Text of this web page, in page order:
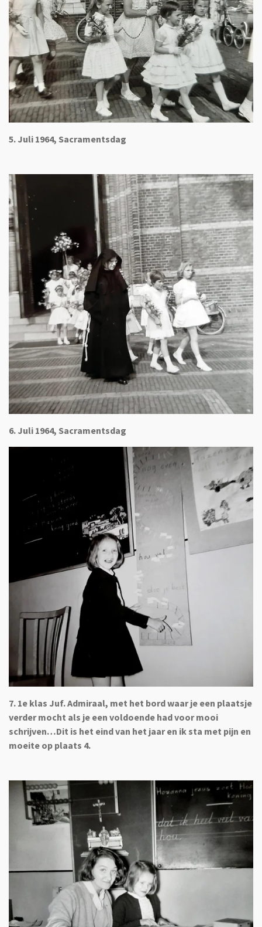
5. Juli 1964, Sacramentsdag
6. Juli 1964, Sacramentsdag
7. 1e klas Juf. Admiraal, met het bord waar je een plaatsje
verder mocht als je een voldoende had voor mooi
schrijven…Dit is het eind van het jaar en ik sta met pijn en
moeite op plaats 4.